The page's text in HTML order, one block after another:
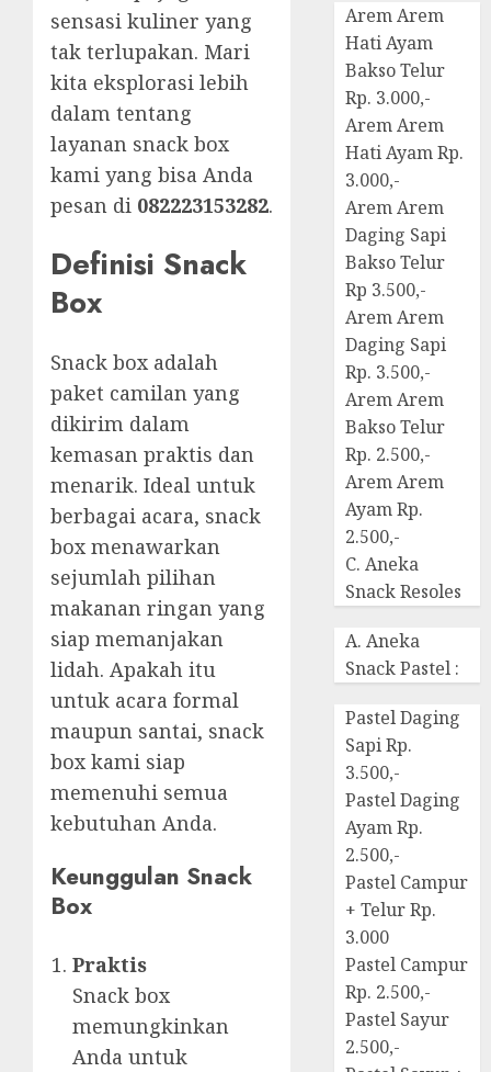
sensasi kuliner yang
tak terlupakan. Mari
kita eksplorasi lebih
dalam tentang
layanan snack box
kami yang bisa Anda
pesan di 082223153282.
Definisi Snack
Box
Snack box adalah
paket camilan yang
dikirim dalam
kemasan praktis dan
menarik. Ideal untuk
berbagai acara, snack
box menawarkan
sejumlah pilihan
makanan ringan yang
siap memanjakan
lidah. Apakah itu
untuk acara formal
maupun santai, snack
box kami siap
memenuhi semua
kebutuhan Anda.
Keunggulan Snack
Box
Praktis
Snack box
memungkinkan
Anda untuk
Arem Arem
Hati Ayam
Bakso Telur
Rp. 3.000,-
Arem Arem
Hati Ayam Rp.
3.000,-
Arem Arem
Daging Sapi
Bakso Telur
Rp 3.500,-
Arem Arem
Daging Sapi
Rp. 3.500,-
Arem Arem
Bakso Telur
Rp. 2.500,-
Arem Arem
Ayam Rp.
2.500,-
C. Aneka
Snack Resoles
A. Aneka
Snack Pastel :
Pastel Daging
Sapi Rp.
3.500,-
Pastel Daging
Ayam Rp.
2.500,-
Pastel Campur
+ Telur Rp.
3.000
Pastel Campur
Rp. 2.500,-
Pastel Sayur
2.500,-